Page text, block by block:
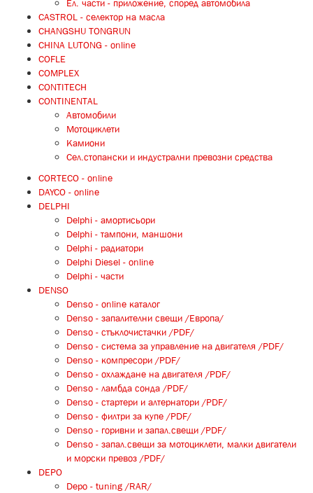
Ел. части - приложение, според автомобила
CASTROL - селектор на масла
CHANGSHU TONGRUN
CHINA LUTONG - online
COFLE
COMPLEX
CONTITECH
CONTINENTAL
Автомобили
Мотоциклети
Камиони
Сел.стопански и индустрални превозни средства
CORTECO - online
DAYCO - online
DELPHI
Delphi - амортисьори
Delphi - тампони, маншони
Delphi - радиатори
Delphi Diesel - online
Delphi - части
DENSO
Denso - online каталог
Denso - запалителни свещи /Европа/
Denso - стъклочистачки /PDF/
Denso - система за управление на двигателя /PDF/
Denso - компресори /PDF/
Denso - охлаждане на двигателя /PDF/
Denso - ламбда сонда /PDF/
Denso - стартери и алтернатори /PDF/
Denso - филтри за купе /PDF/
Denso - горивни и запал.свещи /PDF/
Denso - запал.свещи за мотоциклети, малки двигатели
и морски превоз /PDF/
DEPO
Depo - tuning /RAR/